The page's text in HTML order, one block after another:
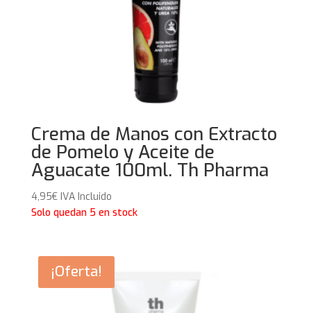
Crema de Manos con Extracto
de Pomelo y Aceite de
Aguacate 100ml. Th Pharma
4,95€ IVA Incluido
Solo quedan 5 en stock
¡Oferta!